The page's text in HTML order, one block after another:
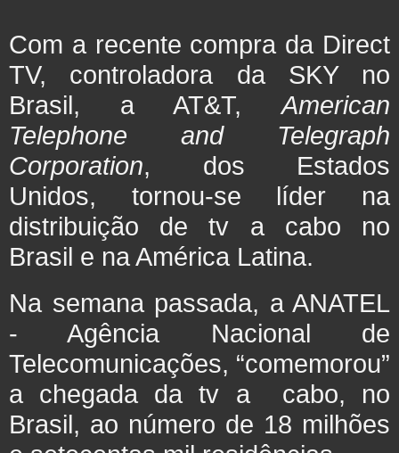
Com a recente compra da Direct
TV, controladora da SKY no
Brasil, a AT&T,American
Telephone and Telegraph
Corporation, dos Estados
Unidos, tornou-se líder na
distribuição de tv a cabo no
Brasil e na América Latina.
Na semana passada, a ANATEL
- Agência Nacional de
Telecomunicações, “comemorou”
a chegada da tv a cabo, no
Brasil, ao número de 18 milhões